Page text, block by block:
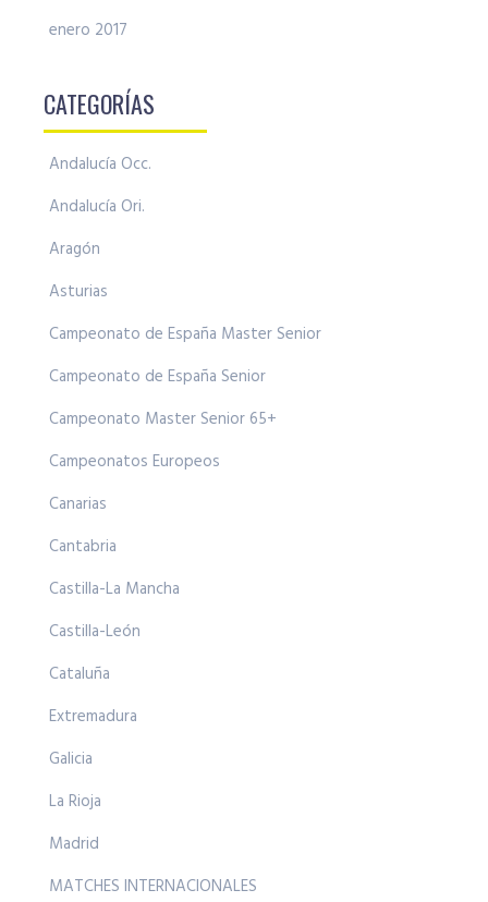
enero 2017
CATEGORÍAS
Andalucía Occ.
Andalucía Ori.
Aragón
Asturias
Campeonato de España Master Senior
Campeonato de España Senior
Campeonato Master Senior 65+
Campeonatos Europeos
Canarias
Cantabria
Castilla-La Mancha
Castilla-León
Cataluña
Extremadura
Galicia
La Rioja
Madrid
MATCHES INTERNACIONALES